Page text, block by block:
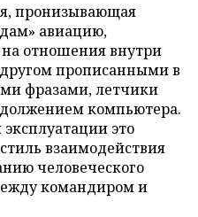
пронизывающая
авиацию,
на отношения внутри
прописанными в
фразами, летчики
компьютера.
это
взаимодействия
человеческого
командиром и